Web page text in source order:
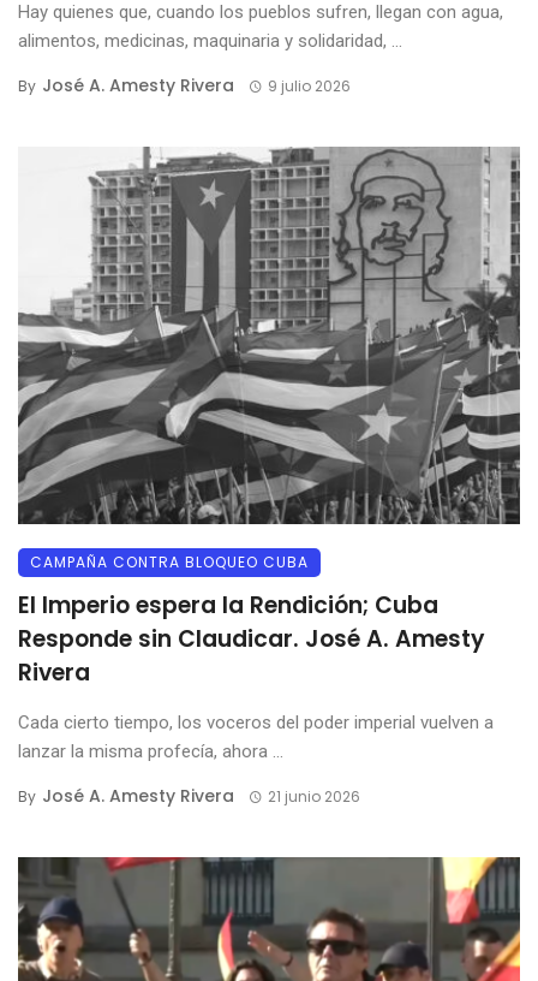
Hay quienes que, cuando los pueblos sufren, llegan con agua,
alimentos, medicinas, maquinaria y solidaridad, ...
By José A. Amesty Rivera 9 julio 2026
CAMPAÑA CONTRA BLOQUEO CUBA
El Imperio espera la Rendición; Cuba
Responde sin Claudicar. José A. Amesty
Rivera
Cada cierto tiempo, los voceros del poder imperial vuelven a
lanzar la misma profecía, ahora ...
By José A. Amesty Rivera 21 junio 2026